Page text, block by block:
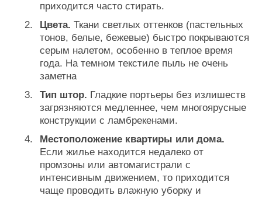
приходится часто стирать.
Цвета. Ткани светлых оттенков (пастельных
тонов, белые, бежевые) быстро покрываются
серым налетом, особенно в теплое время
года. На темном текстиле пыль не очень
заметна
Тип штор. Гладкие портьеры без излишеств
загрязняются медленнее, чем многоярусные
конструкции с ламбрекенами.
Местоположение квартиры или дома.
Если жилье находится недалеко от
промзоны или автомагистрали с
интенсивным движением, то приходится
чаще проводить влажную уборку и